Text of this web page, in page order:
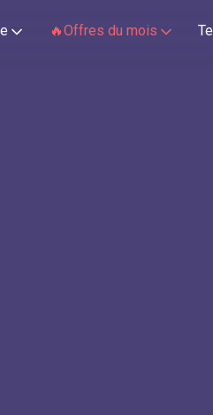
🔥Offres du mois